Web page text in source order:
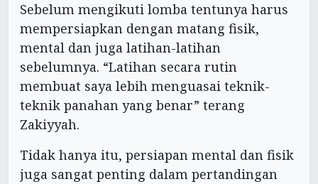
Sebelum mengikuti lomba tentunya harus
mempersiapkan dengan matang fisik,
mental dan juga latihan-latihan
sebelumnya. “Latihan secara rutin
membuat saya lebih menguasai teknik-
teknik panahan yang benar” terang
Zakiyyah.
Tidak hanya itu, persiapan mental dan fisik
juga sangat penting dalam pertandingan